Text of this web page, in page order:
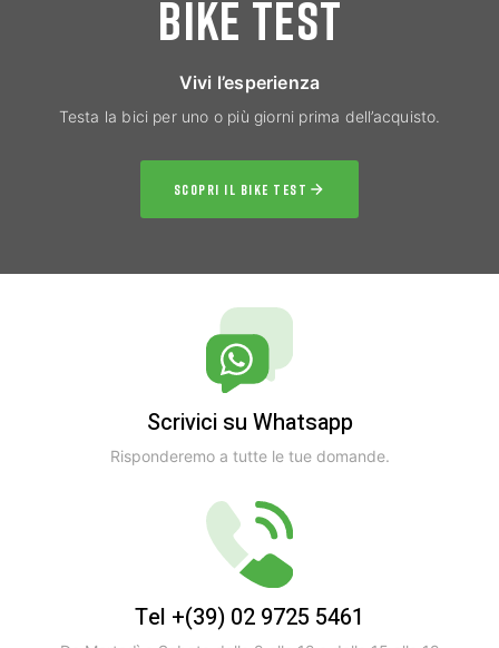
BIKE TEST
Vivi l’esperienza
Testa la bici per uno o più giorni prima dell’acquisto.
SCOPRI IL BIKE TEST
Scrivici su Whatsapp
Risponderemo a tutte le tue domande.
Tel +(39) 02 9725 5461